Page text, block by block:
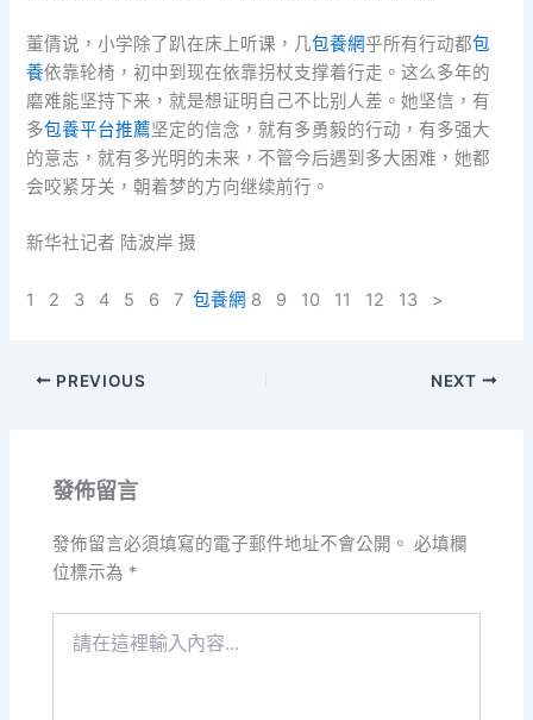
董倩说，小学除了趴在床上听课，几包養網乎所有行动都包
養依靠轮椅，初中到现在依靠拐杖支撑着行走。这么多年的
磨难能坚持下来，就是想证明自己不比别人差。她坚信，有
多包養平台推薦坚定的信念，就有多勇毅的行动，有多强大
的意志，就有多光明的未来，不管今后遇到多大困难，她都
会咬紧牙关，朝着梦的方向继续前行。
新华社记者 陆波岸 摄
1 2 3 4 5 6 7包養網 8 9 10 11 12 13 >
PREVIOUS NEXT
發佈留言
發佈留言必須填寫的電子郵件地址不會公開。 必填欄
位標示為 *